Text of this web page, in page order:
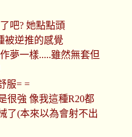
吧? 她點點頭
被逆推的感覺
夢一樣.....雖然無套但
服= =
很強 像我這種R20都
了(本來以為會射不出